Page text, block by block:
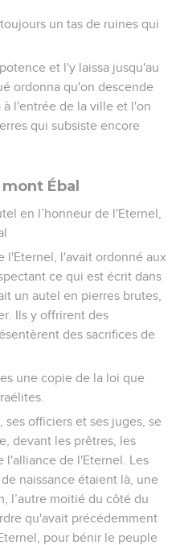
un tas de ruines qui
et l'y laissa jusqu'au
ordonna qu'on descende
à l'entrée de la ville et l'on
qui subsiste encore
Ébal
en l’honneur de l'Eternel,
l'Eternel, l'avait ordonné aux
ce qui est écrit dans
un autel en pierres brutes,
Ils y offrirent des
des sacrifices de
une copie de la loi que
ses officiers et ses juges, se
devant les prêtres, les
l'alliance de l'Eternel. Les
naissance étaient là, une
l’autre moitié du côté du
qu'avait précédemment
pour bénir le peuple